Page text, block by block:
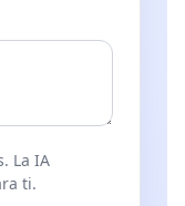
La IA
ti.